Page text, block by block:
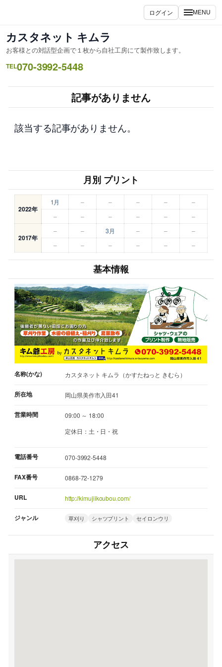
ス
キ
ッ
ログイン MENU
カスタネット キムラ
お客様との対話型企画で１枚から自社工房にて製作致します。
TEL070-3992-5448
記事がありません
該当する記事がありません。
月別 プリント
2022年
1月 – – – –
–
–
– – – – –
2017年
– – 3月 – –
–
–
– – – – –
基本情報
名称(かな) カスタネット キムラ（かすたねっと きむら）
所在地 岡山県美作市入田41
営業時間
09:00 ～ 18:00
定休日：土・日・祝
電話番号 070-3992-5448
FAX番号 0868-72-1279
URL http://kimujiikoubou.com/
ジャンル 草刈り シャツプリント セイロンウリ
アクセス